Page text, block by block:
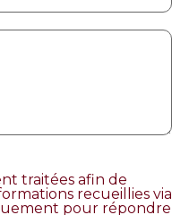
traitées afin de
recueillies via
pour répondre